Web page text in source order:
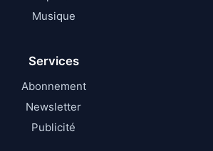
Musique
Services
Abonnement
Newsletter
Publicité